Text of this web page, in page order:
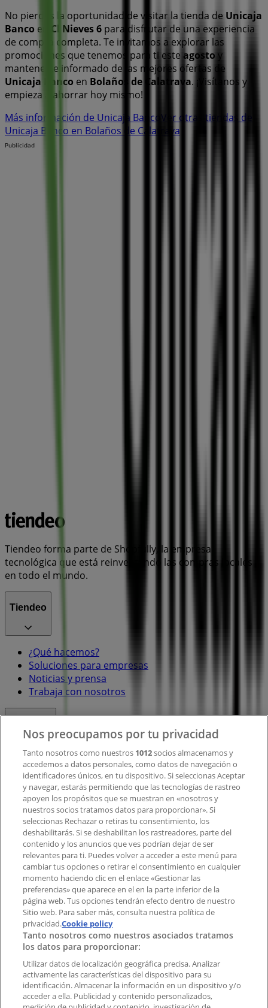
No pierdas la oportunidad de visitar la tienda de Unicaja
Banco en Cl Nieves 6 para disfrutar de una experiencia
de compra completa. Te invitamos a explorar las
promociones que tenemos para ti este agosto y
mantenerte informado de las mejores ofertas de
Unicaja Banco en Bolaños de Calatrava. ¡Visítanos y
empieza a ahorrar hoy mismo!
Más información de Unicaja Banco Ver otras tiendas de
Unicaja Banco en Bolaños de Calatrava
Publicidad
Tiendeo forma parte de Shopfully, la empresa
tecnológica que está reinventando las compras locales
en todo el mundo.
Tiendeo
¿Qué hacemos?
Soluciones para empresas
Noticias y prensa
Trabaja con nosotros
Contacto comercial y de marketing
Tienda mal colocada en el mapa
Notificar un folleto
¿Encontraste un problema en la web o en la
aplicación?
Índices
Marcas
Marcas locales
Negocios
Negocios cercanos
Productos
Productos locales
Ciudades
Descargar la APP Tiendeo
Nos preocupamos por tu privacidad
Tanto nosotros como nuestros 1012socios almacenamos y
accedemos a datos personales, como datos de navegación o
identificadores únicos, en tu dispositivo. Si seleccionas Aceptar
y navegar, estarás permitiendo que las tecnologías de rastreo
apoyen los propósitos que se muestran en «nosotros y
nuestros socios tratamos datos para proporcionar». Si
seleccionas Rechazar o retiras tu consentimiento, los
deshabilitarás. Si se deshabilitan los rastreadores, parte del
contenido y los anuncios que ves podrían dejar de ser
relevantes para ti. Puedes volver a acceder a este menú para
cambiar tus opciones o retirar el consentimiento en cualquier
momento haciendo clic en el enlace «Gestionar las
preferencias» que aparece en el en la parte inferior de la
página web. Tus opciones tendrán efecto dentro de nuestro
Sitio web. Para saber más, consulta nuestra política de
privacidad.Cookie policy
Tanto nosotros como nuestros asociados tratamos
los datos para proporcionar:
Utilizar datos de localización geográfica precisa. Analizar
activamente las características del dispositivo para su
identificación. Almacenar la información en un dispositivo y/o
acceder a ella. Publicidad y contenido personalizados,